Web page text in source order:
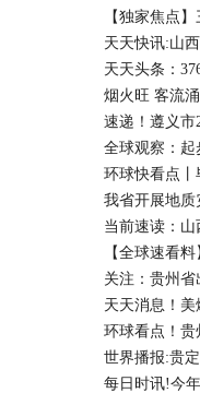
我省开展地质
当前速读：
环球看点！贵
世界播报:贵
每日时讯!今